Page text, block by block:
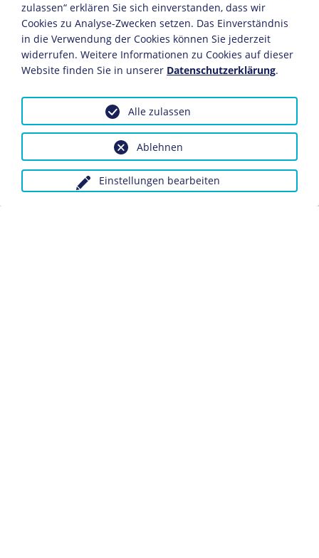
Budapest, Januar 1945
Fotografie
© Ungarisches National Museum, Budapest
Die Schlacht um Budapest 1944
Anfrage wegen Bildvorlagen bitte an das Ungarische
National Museum, Budapest
zulassen“ erklären Sie sich einverstanden, dass wir
Cookies zu Analyse-Zwecken setzen. Das Einverständnis
in die Verwendung der Cookies können Sie jederzeit
widerrufen. Weitere Informationen zu Cookies auf dieser
Website finden Sie in unserer Datenschutzerklärung.
Einstellungen bearbeiten
Ablehnen
Alle zulassen